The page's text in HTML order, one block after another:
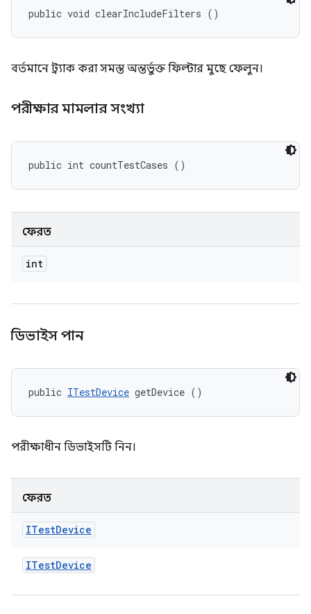
public void clearIncludeFilters ()
বর্তমানে ট্র্যাক করা সমস্ত অন্তর্ভুক্ত ফিল্টার মুছে ফেলুন।
পরীক্ষার মামলার সংখ্যা
public int countTestCases ()
ফেরত
int
ডিভাইস পান
public ITestDevice getDevice ()
পরীক্ষাধীন ডিভাইসটি নিন।
ফেরত
ITestDevice
ITestDevice